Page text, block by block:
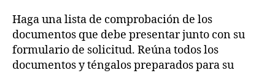
Haga una lista de comprobación de los
documentos que debe presentar junto con su
formulario de solicitud. Reúna todos los
documentos y téngalos preparados para su